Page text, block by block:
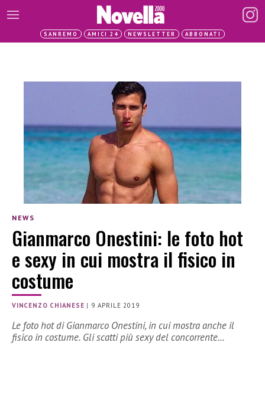
SANREMO AMICI 24 NEWSLETTER ABBONATI
NEWS
Gianmarco Onestini: le foto hot
e sexy in cui mostra il fisico in
costume
VINCENZO CHIANESE | 9 APRILE 2019
Le foto hot di Gianmarco Onestini, in cui mostra anche il
fisico in costume. Gli scatti più sexy del concorrente…